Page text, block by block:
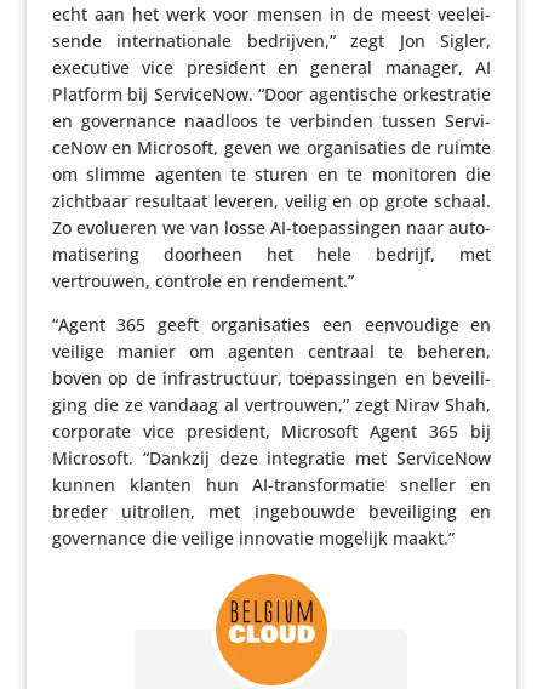
echt aan het werk voor mensen in de meest veel­ei­
sende inter­na­ti­o­nale bedrijven,” zegt Jon Sigler,
executive vice president en general manager, AI
Platform bij Servi­ceNow. “Door agen­ti­sche orkestratie
en gover­nance naadloos te verbinden tussen Servi­
ceNow en Microsoft, geven we orga­ni­sa­ties de ruimte
om slimme agenten te sturen en te monitoren die
zichtbaar resultaat leveren, veilig en op grote schaal.
Zo evolueren we van losse AI-toepas­singen naar auto­
ma­ti­se­ring doorheen het hele bedrijf, met
vertrouwen, controle en rendement.”
“Agent 365 geeft orga­ni­sa­ties een eenvou­dige en
veilige manier om agenten centraal te beheren,
boven op de infra­struc­tuur, toepas­singen en bevei­li­
ging die ze vandaag al vertrouwen,” zegt Nirav Shah,
corporate vice president, Microsoft Agent 365 bij
Microsoft. “Dankzij deze inte­gratie met Servi­ceNow
kunnen klanten hun AI-trans­for­matie sneller en
breder uitrollen, met inge­bouwde bevei­li­ging en
gover­nance die veilige innovatie mogelijk maakt.”